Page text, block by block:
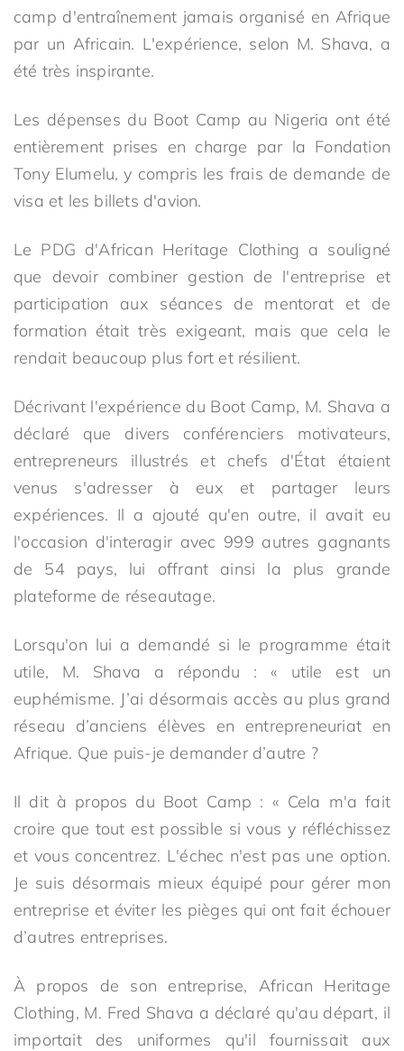
camp d'entraînement jamais organisé en Afrique
par un Africain. L'expérience, selon M. Shava, a
été très inspirante.
Les dépenses du Boot Camp au Nigeria ont été
entièrement prises en charge par la Fondation
Tony Elumelu, y compris les frais de demande de
visa et les billets d'avion.
Le PDG d'African Heritage Clothing a souligné
que devoir combiner gestion de l'entreprise et
participation aux séances de mentorat et de
formation était très exigeant, mais que cela le
rendait beaucoup plus fort et résilient.
Décrivant l'expérience du Boot Camp, M. Shava a
déclaré que divers conférenciers motivateurs,
entrepreneurs illustrés et chefs d'État étaient
venus s'adresser à eux et partager leurs
expériences. Il a ajouté qu'en outre, il avait eu
l'occasion d'interagir avec 999 autres gagnants
de 54 pays, lui offrant ainsi la plus grande
plateforme de réseautage.
Lorsqu'on lui a demandé si le programme était
utile, M. Shava a répondu : « utile est un
euphémisme. J’ai désormais accès au plus grand
réseau d’anciens élèves en entrepreneuriat en
Afrique. Que puis-je demander d’autre ?
Il dit à propos du Boot Camp : « Cela m'a fait
croire que tout est possible si vous y réfléchissez
et vous concentrez. L'échec n'est pas une option.
Je suis désormais mieux équipé pour gérer mon
entreprise et éviter les pièges qui ont fait échouer
d’autres entreprises.
À propos de son entreprise, African Heritage
Clothing, M. Fred Shava a déclaré qu'au départ, il
importait des uniformes qu'il fournissait aux